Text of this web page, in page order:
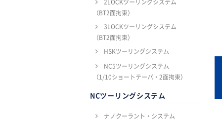
2LOCKツーリングシステム
（BT2面拘束）
3LOCKツーリングシステム
（BT2面拘束）
HSKツーリングシステム
NC5ツーリングシステム
（1/10ショートテーパ・2面拘束）
NCツーリングシステム
ナノクーラント・システム